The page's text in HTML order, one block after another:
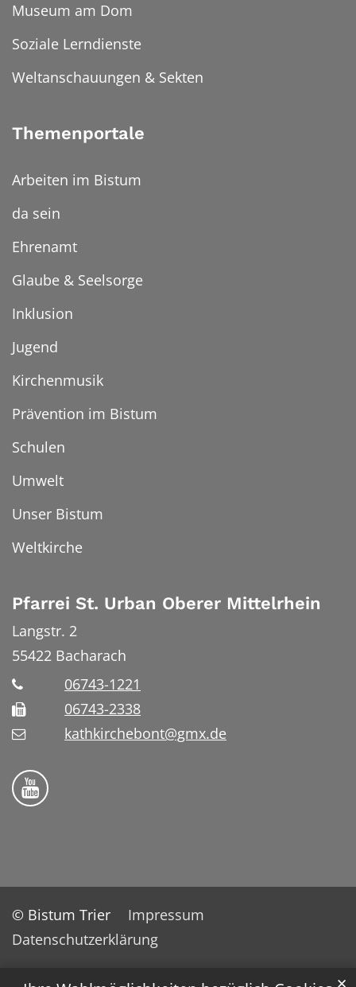
Museum am Dom
Soziale Lerndienste
Weltanschauungen & Sekten
Themenportale
Arbeiten im Bistum
da sein
Ehrenamt
Glaube & Seelsorge
Inklusion
Jugend
Kirchenmusik
Prävention im Bistum
Schulen
Umwelt
Unser Bistum
Weltkirche
Pfarrei St. Urban Oberer Mittelrhein
Langstr. 2
55422 Bacharach
06743-1221
06743-2338
kathkirchebont@gmx.de
Folge uns auf YouTube
© Bistum Trier
Impressum
Datenschutzerklärung